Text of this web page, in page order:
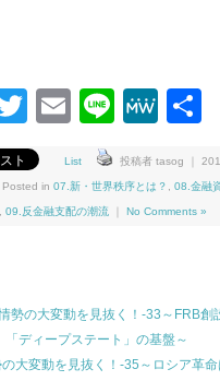
Twitter
EmailLine
List 投稿者 tasog ｜
in 07.新・世界秩序とは？ , 08.金融
, 09.反金融支配の潮流 No Comments »
勢の大変動を見抜く！-33～FRB創
「ディープステート」の基盤～
の大変動を見抜く！-35～ロシア革